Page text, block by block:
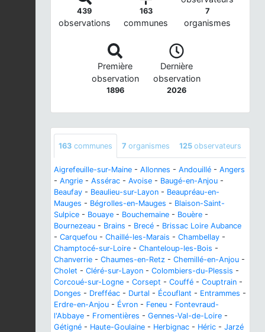
439
observations
163
communes
7
organismes
Première
observation
1896
Dernière
observation
2026
163 communes 7 organismes 125 observateurs
Aigrefeuille-sur-Maine - Allonnes - Andouillé - Angers
- Angrie - Assérac - Avoise - Baugé-en-Anjou -
Beaufay - Beaulieu-sur-Layon - Beaupréau-en-
Mauges - Bégrolles-en-Mauges - Blaison-Saint-
Sulpice - Bouaye - Bouchemaine - Bouère -
Bournezeau - Brains - Brecé - Brissac Loire Aubance
- Carquefou - Chaillé-les-Marais - Chambellay -
Champtocé-sur-Loire - Chanteloup-les-Bois -
Chanverrie - Chaumes-en-Retz - Chemillé-en-Anjou -
Cholet - Cléré-sur-Layon - Colombiers-du-Plessis -
Corcoué-sur-Logne - Corsept - Couffé - Couptrain -
Donges - Drefféac - Durtal - Écouflant - Entrammes -
Erdre-en-Anjou - Évron - Feneu - Fontevraud-
l'Abbaye - Fromentières - Gennes-Val-de-Loire -
Gétigné - Haute-Goulaine - Herbignac - Héric - Jarzé